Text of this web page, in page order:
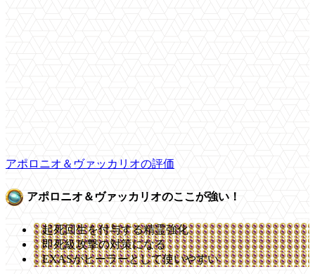
アポロニオ＆ヴァッカリオの評価
アポロニオ＆ヴァッカリオのここが強い！
起死回生を付与する精霊強化
即死級攻撃の対策になる
EXASがヒーラーとして使いやすい